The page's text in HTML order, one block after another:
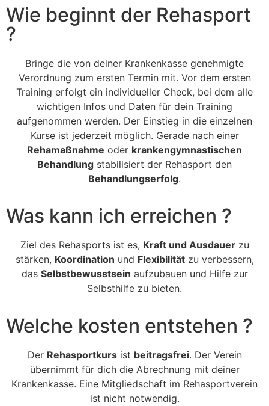
Wie beginnt der Rehasport
?
Bringe die von deiner Krankenkasse genehmigte
Verordnung zum ersten Termin mit. Vor dem ersten
Training erfolgt ein individueller Check, bei dem alle
wichtigen Infos und Daten für dein Training
aufgenommen werden. Der Einstieg in die einzelnen
Kurse ist jederzeit möglich. Gerade nach einer
Rehamaßnahme oder krankengymnastischen
Behandlung stabilisiert der Rehasport den
Behandlungserfolg.
Was kann ich erreichen ?
Ziel des Rehasports ist es, Kraft und Ausdauerzu
stärken, Koordination und Flexibilitätzu verbessern,
das Selbstbewusstsein aufzubauen und Hilfe zur
Selbsthilfe zu bieten.
Welche kosten entstehen ?
Der Rehasportkursist beitragsfrei. Der Verein
übernimmt für dich die Abrechnung mit deiner
Krankenkasse. Eine Mitgliedschaft im Rehasportverein
ist nicht notwendig.